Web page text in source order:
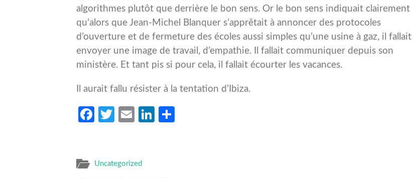
algorithmes plutôt que derrière le bon sens. Or le bon sens indiquait clairement
qu’alors que Jean-Michel Blanquer s’apprêtait à annoncer des protocoles
d’ouverture et de fermeture des écoles aussi simples qu’une usine à gaz, il fallait
envoyer une image de travail, d’empathie. Il fallait communiquer depuis son
ministère. Et tant pis si pour cela, il fallait écourter les vacances.
Il aurait fallu résister à la tentation d’Ibiza.
Facebook
Twitter
EmailLinkedIn
Uncategorized